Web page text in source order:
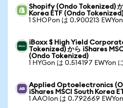
Shopify (Ondo Tokenized)
Korea ETF (Ondo Tokenized)
1 SHOPon は 0.900213
iBoxx $ High Yield
Tokenized) から iShares
(Ondo Tokenized)
1 HYGon は 0.514197 EWYon
Applied Optoelectronics
iShares MSCI South Korea
1 AAOIon は 0.792669